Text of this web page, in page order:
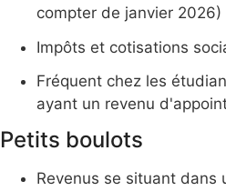
compter de janvier 2026)
Impôts et cotisations
Fréquent chez les
ayant un revenu
Petits boulots
Revenus se situant dans